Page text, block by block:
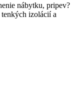
nábytku, pripev?
izolácií a